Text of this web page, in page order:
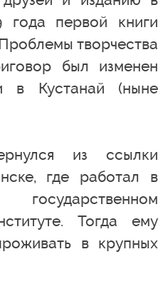
первой книги
творчества
был изменен
Кустанай (ныне
из ссылки
где работал в
Тогда ему
в крупных